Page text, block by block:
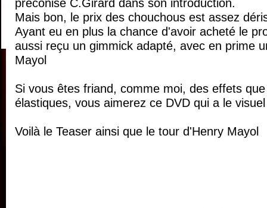
préconise C.Girard dans son introduction.
Mais bon, le prix des chouchous est assez
Ayant eu en plus la chance d'avoir acheté le
aussi reçu un gimmick adapté, avec en prime
Mayol
Si vous êtes friand, comme moi, des effets
élastiques, vous aimerez ce DVD qui a le
Voilà le Teaser ainsi que le tour d'Henry Mayol